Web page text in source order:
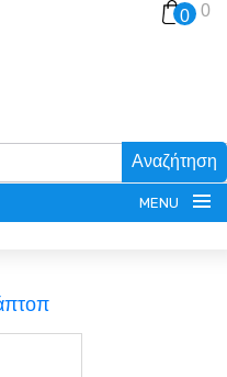
Αναζήτηση
0 0
MENU